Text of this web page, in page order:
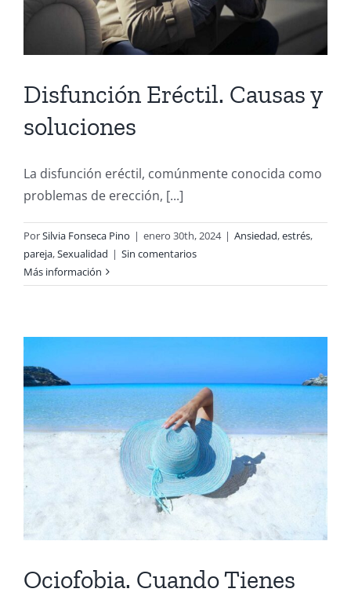
Disfunción Eréctil. Causas y
soluciones
La disfunción eréctil, comúnmente conocida como
problemas de erección, [...]
PorSilvia Fonseca Pino | enero 30th, 2024 | Ansiedad,estrés,
pareja,Sexualidad | Sin comentarios
Más información
Ociofobia. Cuando Tienes